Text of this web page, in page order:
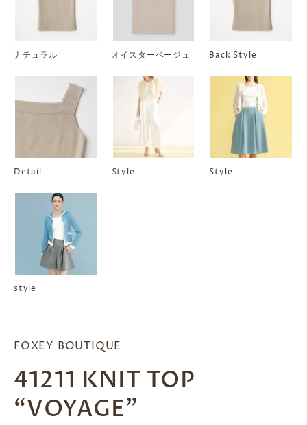
ナチュラル オイスターベージュ Back Style
Detail Style Style
style
FOXEY BOUTIQUE
41211 KNIT TOP
“VOYAGE"